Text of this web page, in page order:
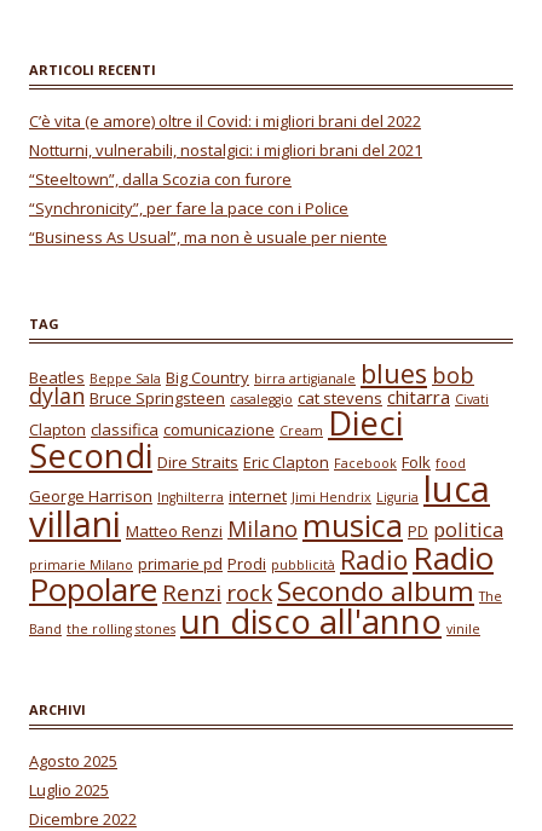
ARTICOLI RECENTI
C’è vita (e amore) oltre il Covid: i migliori brani del 2022
Notturni, vulnerabili, nostalgici: i migliori brani del 2021
“Steeltown”, dalla Scozia con furore
“Synchronicity”, per fare la pace con i Police
“Business As Usual”, ma non è usuale per niente
TAG
Beatles Beppe Sala Big Country birra artigianale blues bob
dylan Bruce Springsteen casaleggio cat stevens chitarra Civati
Clapton classifica comunicazione Cream Dieci
Secondi Dire Straits Eric Clapton Facebook Folk food
George Harrison Inghilterra internet Jimi Hendrix Liguria luca
villani Matteo Renzi Milano musica PD politica
primarie Milano primarie pd Prodi pubblicità Radio Radio
Popolare Renzi rockSecondo album The
Band the rolling stones un disco all'anno vinile
ARCHIVI
Agosto 2025
Luglio 2025
Dicembre 2022